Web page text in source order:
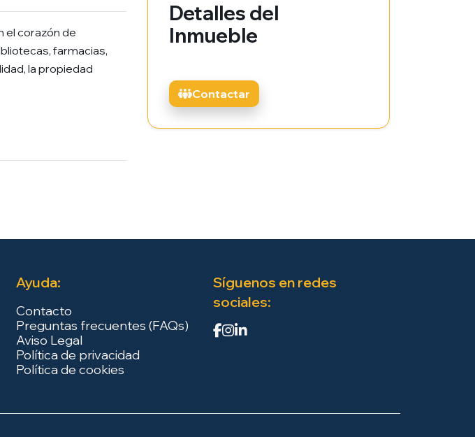
el corazón de
farmacias,
la propiedad
Detalles del
Inmueble
Contactar
Ayuda:
Contacto
Preguntas frecuentes (FAQs)
Aviso Legal
Política de privacidad
Política de cookies
Síguenos en redes
sociales: